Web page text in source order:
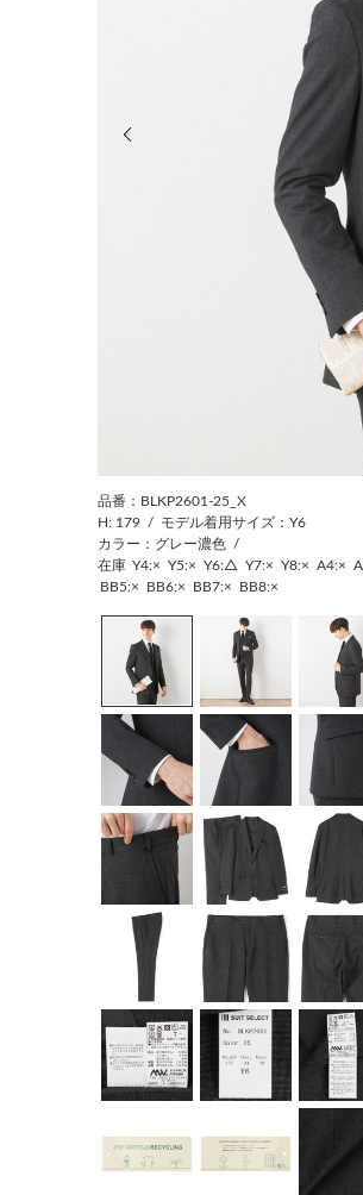
品番：BLKP2601-25_X
H: 179 / モデル着用サイズ：Y6
カラー：グレー濃色 /
在庫 Y4:× Y5:× Y6:△ Y7:× Y8:× A4:×
BB5:×
BB6:× BB7:× BB8:×